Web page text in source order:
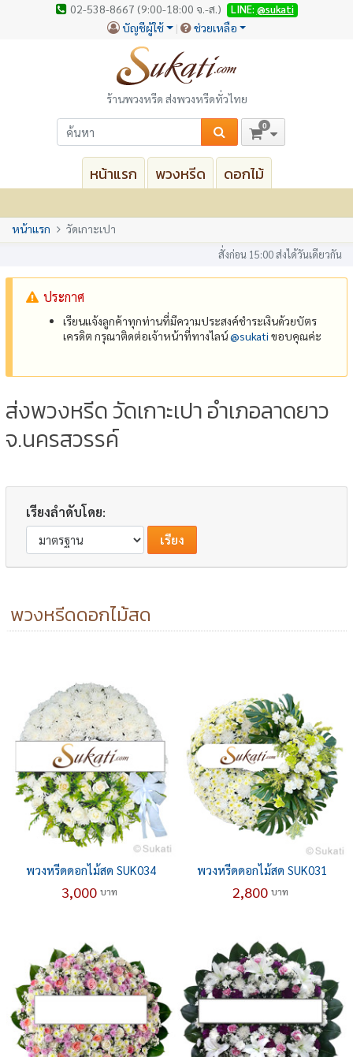
02-538-8667 (9:00-18:00 จ.-ส.) LINE: @sukati
บัญชีผู้ใช้ ช่วยเหลือ
ร้านพวงหรีด ส่งพวงหรีดทั่วไทย
0
หน้าแรก พวงหรีด ดอกไม้
หน้าแรก วัดเกาะเปา
สั่งก่อน 15:00 ส่งได้วันเดียวกัน
ประกาศ
เรียนแจ้งลูกค้าทุกท่านที่มีความประสงค์ชำระเงินด้วยบัตร
เครดิต กรุณาติดต่อเจ้าหน้าที่ทางไลน์@‌sukati ขอบคุณค่ะ
ส่งพวงหรีด วัดเกาะเปา อำเภอลาดยาว
จ.นครสวรรค์
เรียงลำดับโดย:
พวงหรีดดอกไม้สด
พวงหรีดดอกไม้สด SUK034
3,000 บาท
พวงหรีดดอกไม้สด SUK031
2,800 บาท